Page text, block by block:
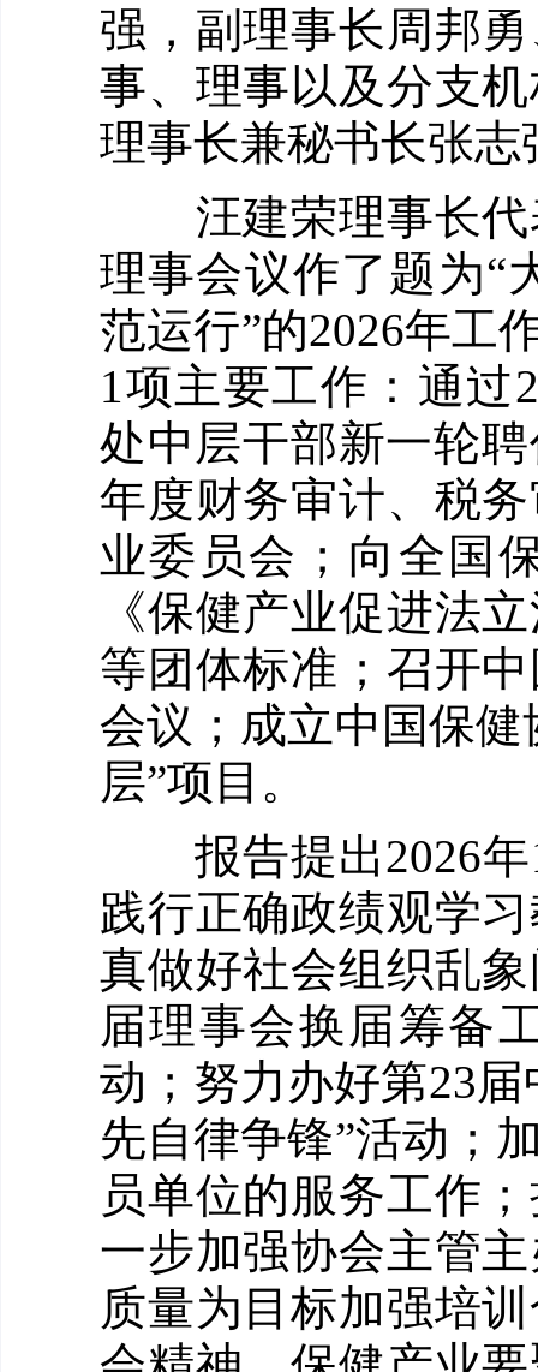
强，副理事长周邦
事、理事以及分支
理事长兼秘书长张志
汪建荣理事长代
理事会议作了题为“
范运行”的2026年工
1项主要工作：通过
处中层干部新一轮
年度财务审计、税
业委员会；向全国
《保健产业促进法
等团体标准；召开
会议；成立中国保
层”项目。
报告提出2026年
践行正确政绩观学
真做好社会组织乱
届理事会换届筹备
动；努力办好第23
先自律争锋”活动；
员单位的服务工作
一步加强协会主管
质量为目标加强培